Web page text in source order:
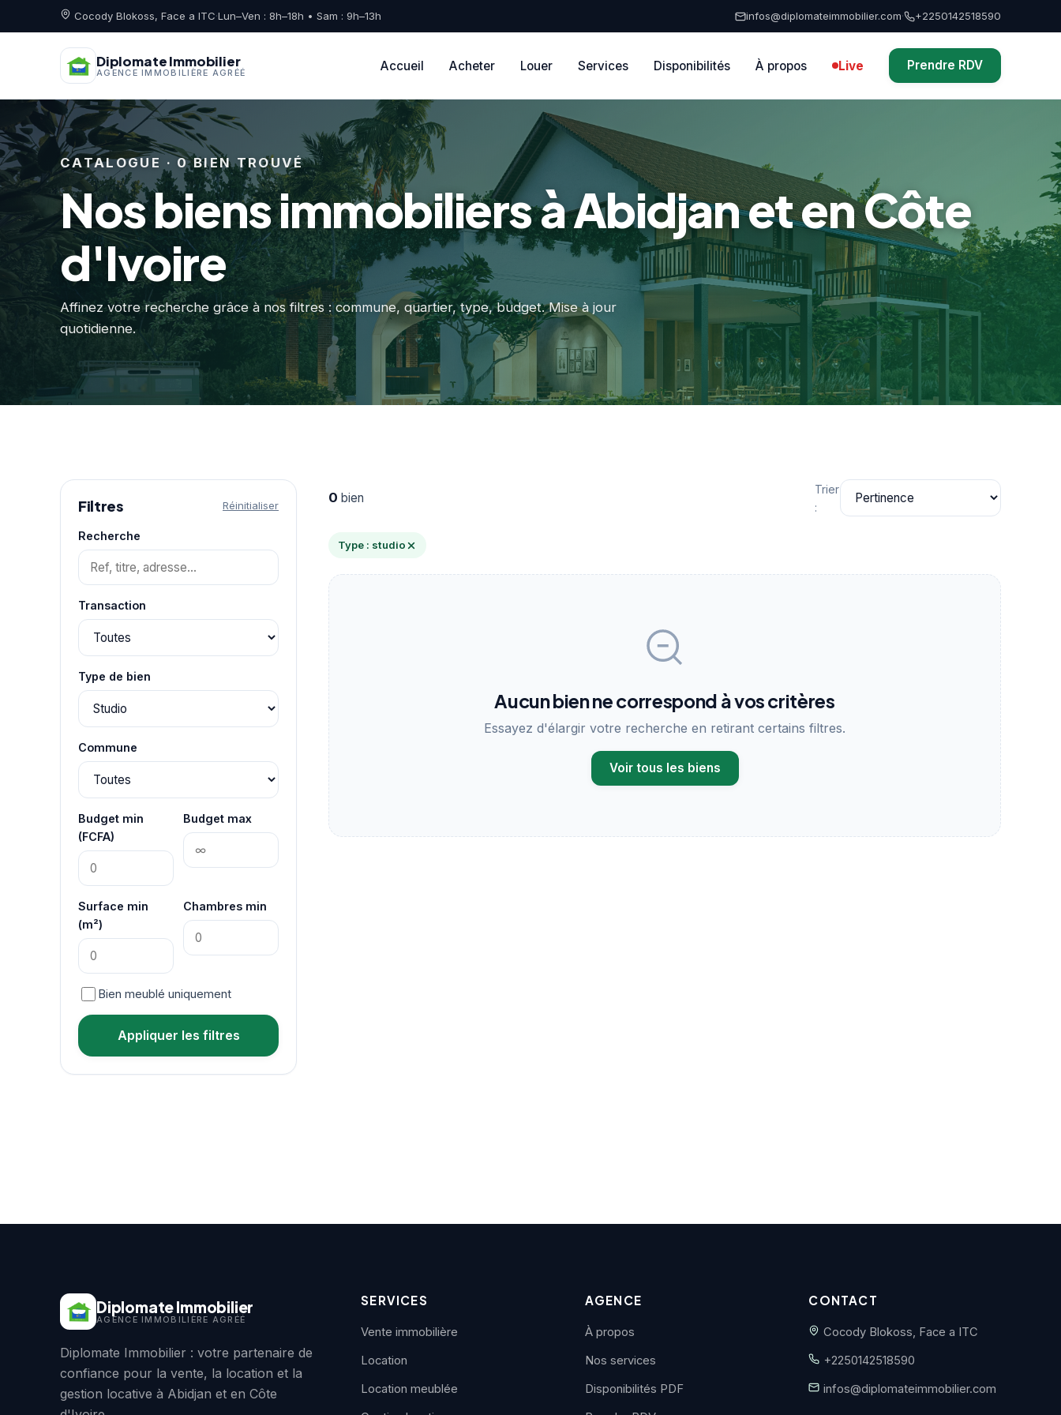
Cocody Blokoss, Face a ITC·Lun–Ven : 8h–18h • Sam : 9h–13h infos@diplomateimmobilier.com· +2250142518590
Diplomate Immobilier
AGENCE IMMOBILIÈRE AGRÉÉ Accueil Acheter Louer Services Disponibilités À propos Live Prendre RDV
CATALOGUE · 0 BIEN TROUVÉ
Nos biens immobiliers à Abidjan et en Côte
d'Ivoire
Affinez votre recherche grâce à nos filtres : commune, quartier, type, budget. Mise à jour
quotidienne.
Filtres Réinitialiser
Recherche
Transaction
Type de bien
Commune
Budget min
(FCFA)
Budget max
Surface min
(m²)
Chambres min
Bien meublé uniquement
Appliquer les filtres
0 bien
Trier
:
Type : studio
Aucun bien ne correspond à vos critères
Essayez d'élargir votre recherche en retirant certains filtres.
Voir tous les biens
Diplomate Immobilier
AGENCE IMMOBILIÈRE AGRÉÉ
Diplomate Immobilier : votre partenaire de
confiance pour la vente, la location et la
gestion locative à Abidjan et en Côte
SERVICES
Vente immobilière
Location
Location meublée
AGENCE
À propos
Nos services
Disponibilités PDF
CONTACT
Cocody Blokoss, Face a ITC
+2250142518590
infos@diplomateimmobilier.com